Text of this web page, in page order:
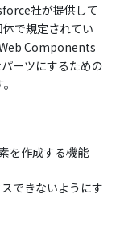
社が提供して
で規定されてい
Components
ーツにするための
を作成する機能
できないようにす